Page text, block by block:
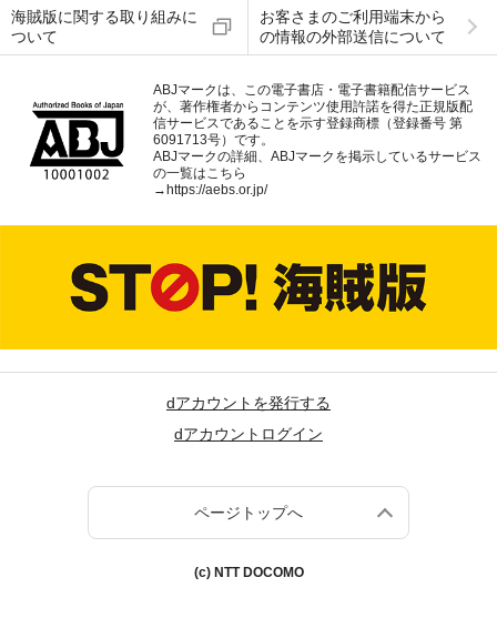
海賊版に関する取り組みに
ついて
お客さまのご利用端末から
の情報の外部送信について
ABJマークは、この電子書店・電子書籍配信サービス
が、著作権者からコンテンツ使用許諾を得た正規版配
信サービスであることを示す登録商標（登録番号 第
6091713号）です。
ABJマークの詳細、ABJマークを掲示しているサービス
の一覧はこちら
→ https://aebs.or.jp/
dアカウントを発行する
dアカウントログイン
ページトップへ
(c) NTT DOCOMO